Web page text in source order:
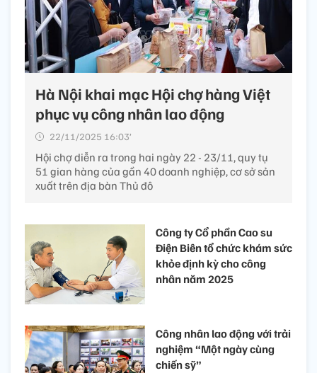
Hà Nội khai mạc Hội chợ hàng Việt
phục vụ công nhân lao động
22/11/2025 16:03’
Hội chợ diễn ra trong hai ngày 22 - 23/11, quy tụ
51 gian hàng của gần 40 doanh nghiệp, cơ sở sản
xuất trên địa bàn Thủ đô
Công ty Cổ phần Cao su
Điện Biên tổ chức khám sức
khỏe định kỳ cho công
nhân năm 2025
Công nhân lao động với trải
nghiệm “Một ngày cùng
chiến sỹ”